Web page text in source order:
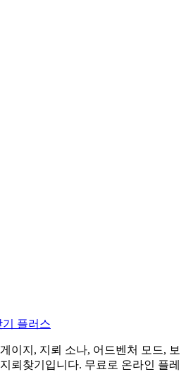
퍼 마인스위퍼 플러스 시도
기 플러스
이지, 지뢰 소나, 어드벤처 모드, 보
뢰찾기입니다. 무료로 온라인 플레